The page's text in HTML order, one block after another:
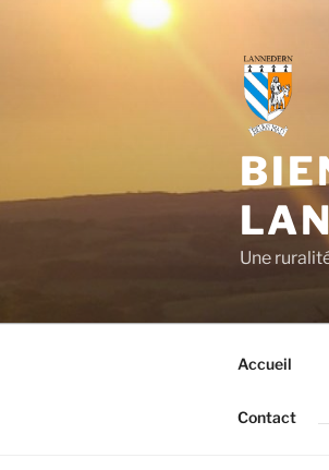
Une
Accueil
Contact